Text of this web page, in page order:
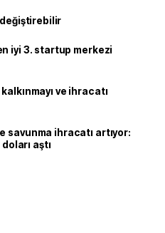
değiştirebilir
iyi 3. startup merkezi
ve ihracatı
savunma ihracatı artıyor:
aştı